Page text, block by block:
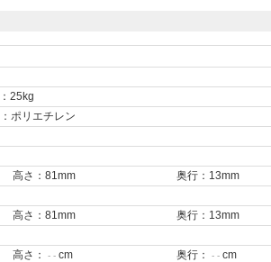
25kg
ポリエチレン
高さ：81mm 奥行：13mm
高さ：81mm 奥行：13mm
高さ： - - cm 奥行： - - cm